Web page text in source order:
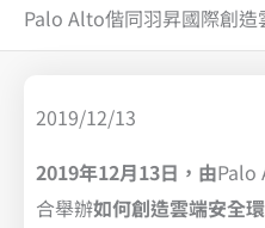
Palo Alto偕同羽昇國際創造
2019/12/13
2019年12月13日，由Palo
合舉辦如何創造雲端安全